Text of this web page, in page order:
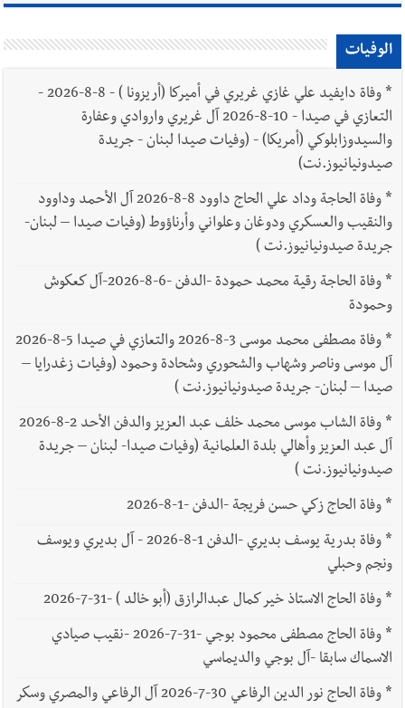
الوفيات
*
وفاة دايفيد علي غازي غريري في أميركا (أريزونا ) - 8-8-2026 -
التعازي في صيدا - 10-8-2026 آل غريري واروادي وعفارة
والسيدوزابلوكي (أمريكا) - (وفيات صيدا لبنان - جريدة
صيدونيانيوز.نت)
*
وفاة الحاجة وداد علي الحاج داوود 8-8-2026 آل الأحمد وداوود
والنقيب والعسكري ودوغان وعلواني وأرناؤوط (وفيات صيدا – لبنان-
جريدة صيدونيانيوز.نت )
*
وفاة الحاجة رقية محمد حمودة -الدفن -6-8-2026-آل كعكوش
وحمودة
*
وفاة مصطفى محمد موسى 3-8-2026 والتعازي في صيدا 5-8-2026
آل موسى وناصر وشهاب والشحوري وشحادة وحمود (وفيات زغدرايا –
صيدا – لبنان- جريدة صيدونيانيوز.نت )
*
وفاة الشاب موسى محمد خلف عبد العزيز والدفن الأحد 2-8-2026
آل عبد العزيز وأهالي بلدة العلمانية (وفيات صيدا- لبنان – جريدة
صيدونيانيوز.نت )
*وفاة الحاج زكي حسن فريجة -الدفن -1-8-2026
*
وفاة بدرية يوسف بديري -الدفن 1-8-2026 - آل بديري ويوسف
ونجم وحبلي
*وفاة الحاج الاستاذ خير كمال عبدالرازق (أبو خالد ) -31-7-2026
*
وفاة الحاج مصطفى محمود بوجي -31-7-2026 -نقيب صيادي
الاسماك سابقا -آل بوجي والديماسي
*
وفاة الحاج نور الدين الرفاعي 30-7-2026 آل الرفاعي والمصري وسكر